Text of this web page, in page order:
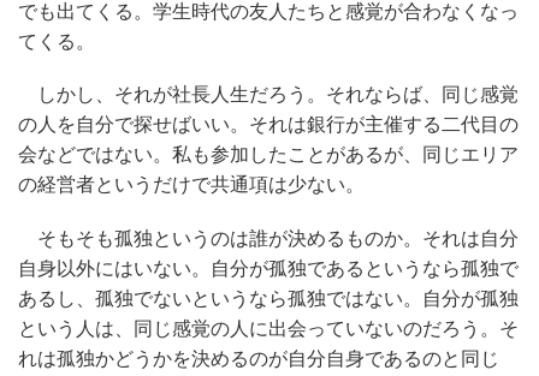
でも出てくる。学生時代の友人たちと感覚が合わなくなっ
てくる。
しかし、それが社長人生だろう。それならば、同じ感覚
の人を自分で探せばいい。それは銀行が主催する二代目の
会などではない。私も参加したことがあるが、同じエリア
の経営者というだけで共通項は少ない。
そもそも孤独というのは誰が決めるものか。それは自分
自身以外にはいない。自分が孤独であるというなら孤独で
あるし、孤独でないというなら孤独ではない。自分が孤独
という人は、同じ感覚の人に出会っていないのだろう。そ
れは孤独かどうかを決めるのが自分自身であるのと同じ